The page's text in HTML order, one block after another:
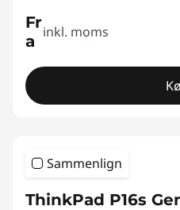
Fr
a inkl. moms
Sammenlign
ThinkPad P16s